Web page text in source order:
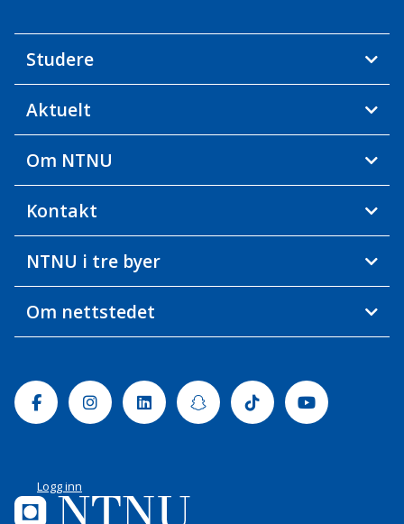
Studere
Aktuelt
Om NTNU
Kontakt
NTNU i tre byer
Om nettstedet
FacebookInstagramLinkedinSnapchatTiktok Youtube
Logg inn